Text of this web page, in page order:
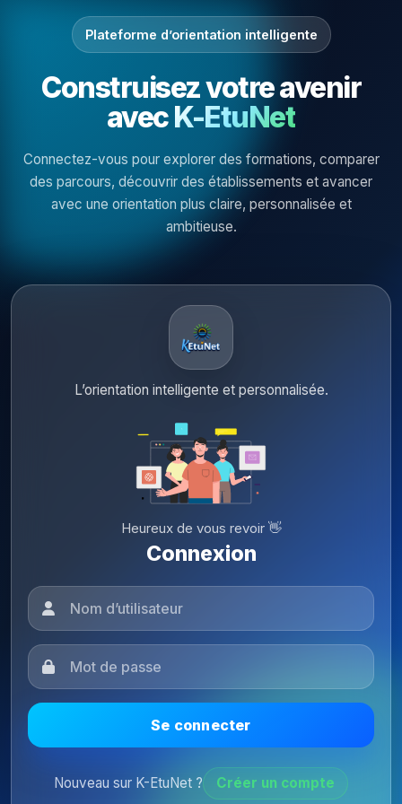
Plateforme d’orientation intelligente
Construisez votre avenir
avecK-EtuNet
Connectez-vous pour explorer des formations, comparer
des parcours, découvrir des établissements et avancer
avec une orientation plus claire, personnalisée et
ambitieuse.
L’orientation intelligente et personnalisée.
Heureux de vous revoir 👋
Connexion
Se connecter
Nouveau sur K-EtuNet ? Créer un compte